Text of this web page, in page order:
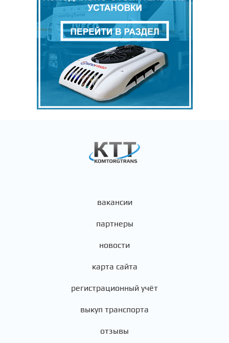
вакансии
партнеры
новости
карта сайта
регистрационный учёт
выкуп транспорта
отзывы